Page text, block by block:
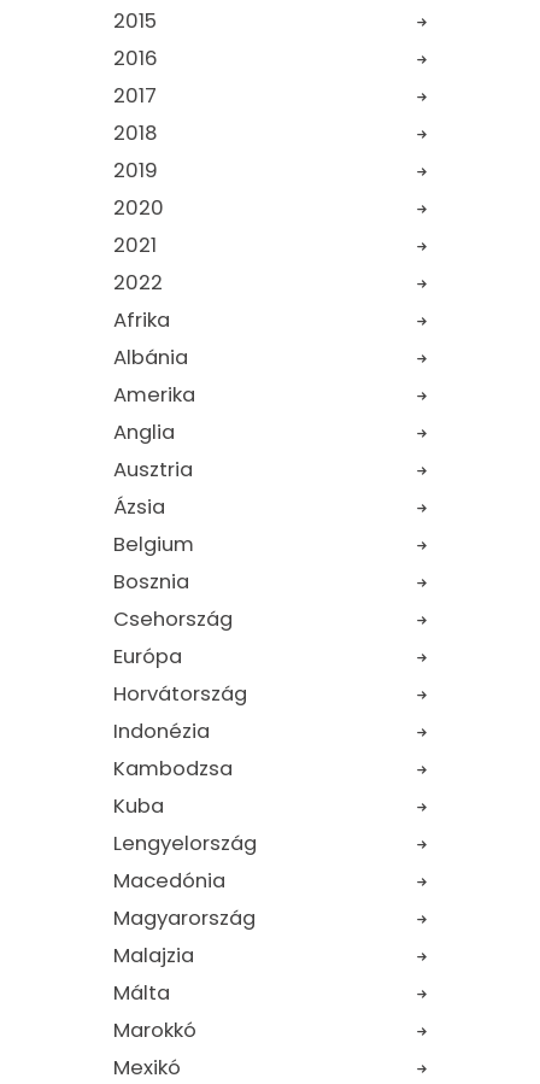
2015
2016
2017
2018
2019
2020
2021
2022
Afrika
Albánia
Amerika
Anglia
Ausztria
Ázsia
Belgium
Bosznia
Csehország
Európa
Horvátország
Indonézia
Kambodzsa
Kuba
Lengyelország
Macedónia
Magyarország
Malajzia
Málta
Marokkó
Mexikó